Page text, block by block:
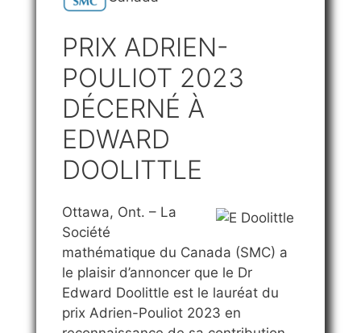
PRIX ADRIEN-
POULIOT 2023
DÉCERNÉ À
EDWARD
DOOLITTLE
Ottawa, Ont. – La
Société
mathématique du Canada (SMC) a
le plaisir d’annoncer que le Dr
Edward Doolittle est le lauréat du
prix Adrien-Pouliot 2023 en